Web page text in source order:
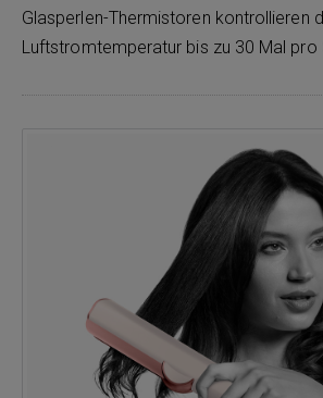
Glasperlen-Thermistoren kontrollieren
Luftstromtemperatur bis zu 30 Mal pro